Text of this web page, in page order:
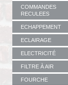
COMMANDES
RECULEES
ECHAPPEMENT
ECLAIRAGE
ELECTRICITÉ
FILTRE À AIR
FOURCHE